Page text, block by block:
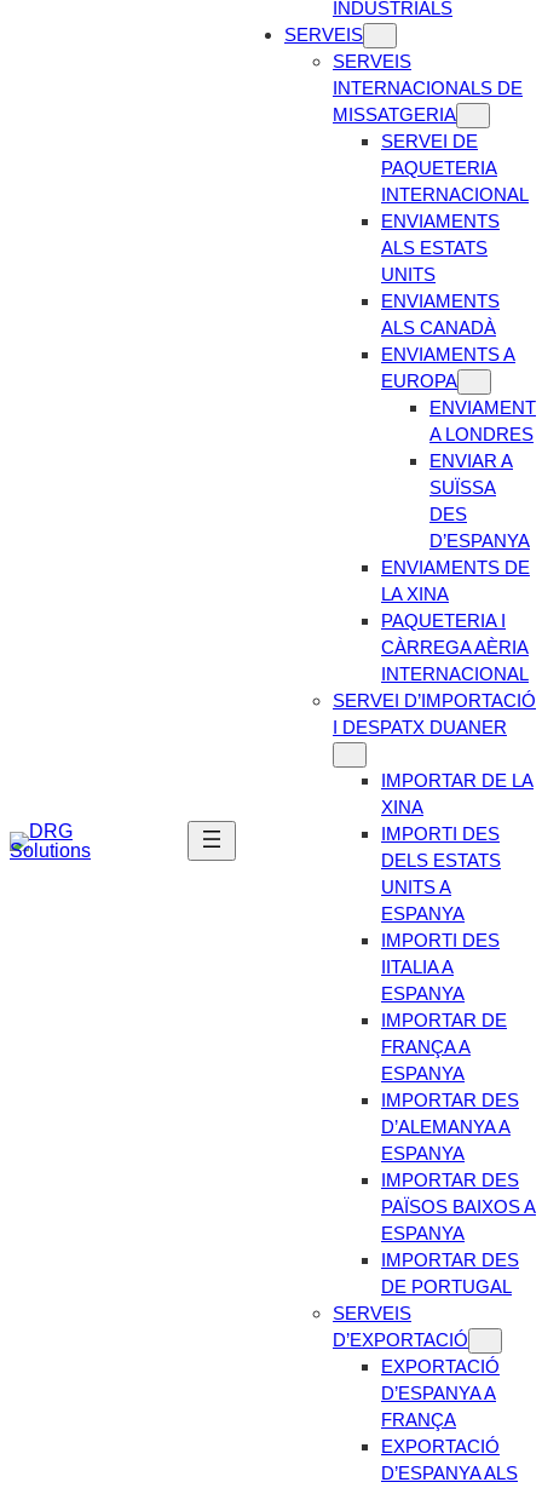
INDUSTRIALS
SERVEIS
SERVEIS
INTERNACIONALS DE
MISSATGERIA
SERVEI DE
PAQUETERIA
INTERNACIONAL
ENVIAMENTS
ALS ESTATS
UNITS
ENVIAMENTS
ALS CANADÀ
ENVIAMENTS A
EUROPA
ENVIAMENT
A LONDRES
ENVIAR A
SUÏSSA
DES
D’ESPANYA
ENVIAMENTS DE
LA XINA
PAQUETERIA I
CÀRREGA AÈRIA
INTERNACIONAL
SERVEI D’IMPORTACIÓ
I DESPATX DUANER
IMPORTAR DE LA
XINA
IMPORTI DES
DELS ESTATS
UNITS A
ESPANYA
IMPORTI DES
IITALIA A
ESPANYA
IMPORTAR DE
FRANÇA A
ESPANYA
IMPORTAR DES
D’ALEMANYA A
ESPANYA
IMPORTAR DES
PAÏSOS BAIXOS A
ESPANYA
IMPORTAR DES
DE PORTUGAL
SERVEIS
D’EXPORTACIÓ
EXPORTACIÓ
D’ESPANYA A
FRANÇA
EXPORTACIÓ
D’ESPANYA ALS